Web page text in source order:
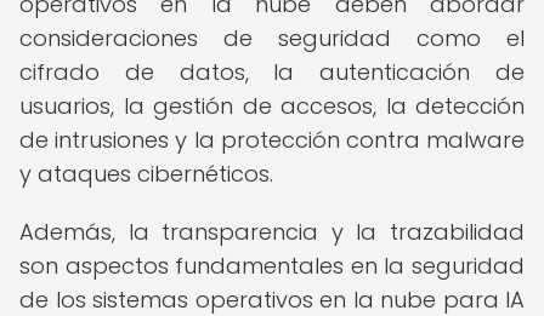
consideraciones de seguridad como el
cifrado de datos, la autenticación de
usuarios, la gestión de accesos, la detección
de intrusiones y la protección contra malware
y ataques cibernéticos.
Además, la transparencia y la trazabilidad
son aspectos fundamentales en la seguridad
de los sistemas operativos en la nube para IA